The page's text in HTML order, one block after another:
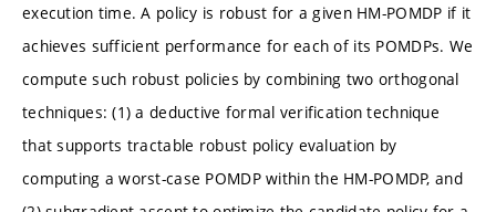
execution time. A policy is robust for a given HM-POMDP if it
achieves sufficient performance for each of its POMDPs. We
compute such robust policies by combining two orthogonal
techniques: (1) a deductive formal verification technique
that supports tractable robust policy evaluation by
computing a worst-case POMDP within the HM-POMDP, and